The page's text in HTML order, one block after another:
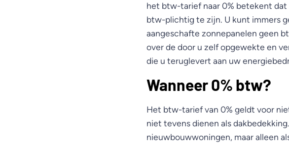
het btw-tarief naar 0% betekent
btw-plichtig te zijn. U kunt immers
aangeschafte zonnepanelen geen
over de door u zelf opgewekte en
die u teruglevert aan uw
Wanneer 0% btw?
Het btw-tarief van 0% geldt voor
niet tevens dienen als
nieuwbouwwoningen, maar alleen